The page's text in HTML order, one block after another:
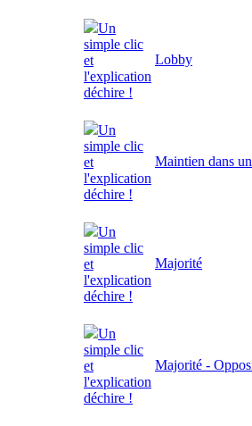
Un
simple clic
et
l'explication
déchire !
Lobby
Un
simple clic
et
l'explication
déchire !
Maintien dans
Un
simple clic
et
l'explication
déchire !
Majorité
Un
simple clic
et
l'explication
déchire !
Majorité -